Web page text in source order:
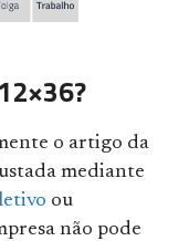
o artigo da
mediante
ou
não pode